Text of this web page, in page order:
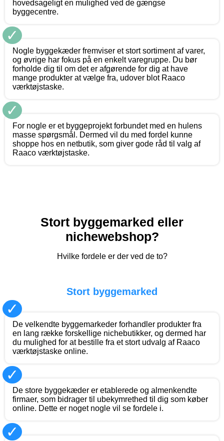
hovedsageligt en mulighed ved de gængse
byggecentre.
✓
Nogle byggekæder fremviser et stort sortiment af varer,
og øvrige har fokus på en enkelt varegruppe. Du bør
forholde dig til om det er afgørende for dig at have
mange produkter at vælge fra, udover blot Raaco
værktøjstaske.
✓
For nogle er et byggeprojekt forbundet med en hulens
masse spørgsmål. Dermed vil du med fordel kunne
shoppe hos en netbutik, som giver gode råd til valg af
Raaco værktøjstaske.
Stort byggemarked eller
nichewebshop?
Hvilke fordele er der ved de to?
Stort byggemarked
✓
De velkendte byggemarkeder forhandler produkter fra
en lang række forskellige nichebutikker, og dermed har
du mulighed for at bestille fra et stort udvalg af Raaco
værktøjstaske online.
✓
De store byggekæder er etablerede og almenkendte
firmaer, som bidrager til ubekymrethed til dig som køber
online. Dette er noget nogle vil se fordele i.
✓